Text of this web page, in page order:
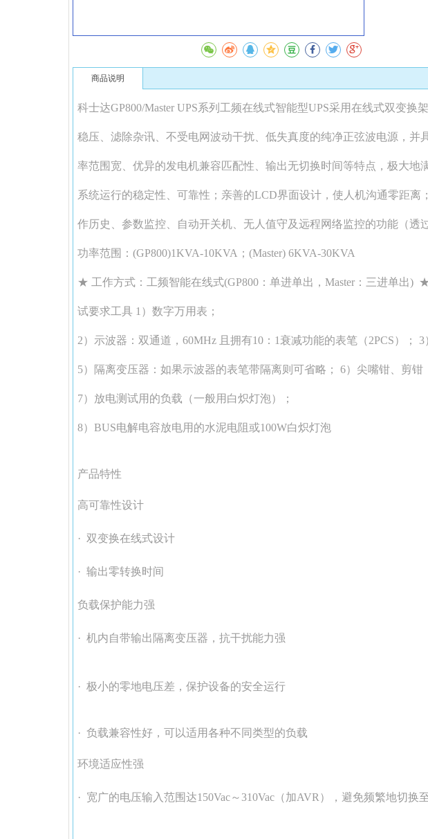
商品说明
科士达GP800/Master UPS系列工频在线式智能型UPS采用在线式双变
稳压、滤除杂讯、不受电网波动干扰、低失真度的纯净正弦波电源，
率范围宽、优异的发电机兼容匹配性、输出无切换时间等特点，极大
系统运行的稳定性、可靠性；亲善的LCD界面设计，使人机沟通零距离
作历史、参数监控、自动开关机、无人值守及远程网络监控的功能（
功率范围：(GP800)1KVA-10KVA；(Master) 6KVA-30KVA
★ 工作方式：工频智能在线式(GP800：单进单出，Master：三进单出
试要求工具 1）数字万用表；
2）示波器：双通道，60MHz 且拥有10：1衰减功能的表笔（2PCS）；
5）隔离变压器：如果示波器的表笔带隔离则可省略； 6）尖嘴钳、剪钳
7）放电测试用的负载（一般用白炽灯泡）；
8）BUS电解电容放电用的水泥电阻或100W白炽灯泡
产品特性
高可靠性设计
· 双变换在线式设计
· 输出零转换时间
负载保护能力强
· 机内自带输出隔离变压器，抗干扰能力强
· 极小的零地电压差，保护设备的安全运行
· 负载兼容性好，可以适用各种不同类型的负载
环境适应性强
· 宽广的电压输入范围达150Vac～310Vac（加AVR），避免频繁地切换